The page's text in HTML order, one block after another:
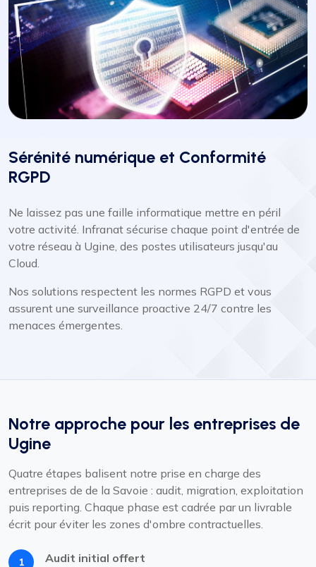
Sérénité numérique et Conformité
RGPD
Ne laissez pas une faille informatique mettre en péril
votre activité. Infranat sécurise chaque point d'entrée de
votre réseau à Ugine, des postes utilisateurs jusqu'au
Cloud.
Nos solutions respectent les normes RGPD et vous
assurent une surveillance proactive 24/7 contre les
menaces émergentes.
Notre approche pour les entreprises de
Ugine
Quatre étapes balisent notre prise en charge des
entreprises de de la Savoie : audit, migration, exploitation
puis reporting. Chaque phase est cadrée par un livrable
écrit pour éviter les zones d'ombre contractuelles.
1 Audit initial offert